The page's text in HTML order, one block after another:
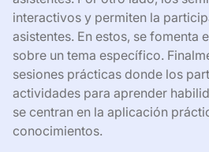
interactivos y permiten la
asistentes. En estos, se fomenta
sobre un tema específico.
sesiones prácticas donde los
actividades para aprender
se centran en la aplicación
conocimientos.